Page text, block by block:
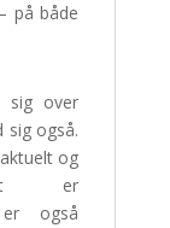
på både
sig over
også.
og
er
også